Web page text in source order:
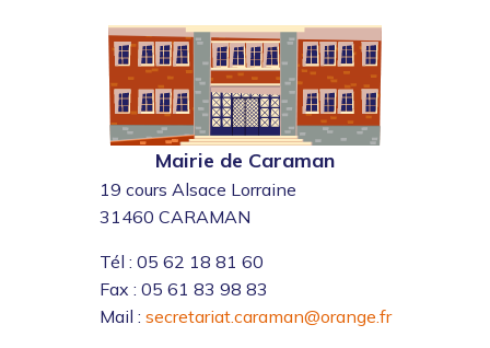
Mairie de Caraman
19 cours Alsace Lorraine
31460 CARAMAN
Tél : 05 62 18 81 60
Fax : 05 61 83 98 83
Mail : secretariat.caraman@orange.fr